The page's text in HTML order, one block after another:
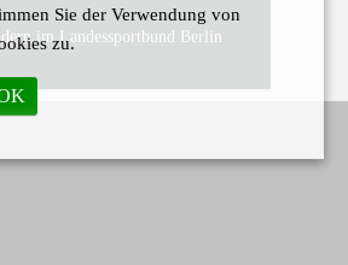
im Landessportbund Berlin
Sie der Verwendung von
zu.